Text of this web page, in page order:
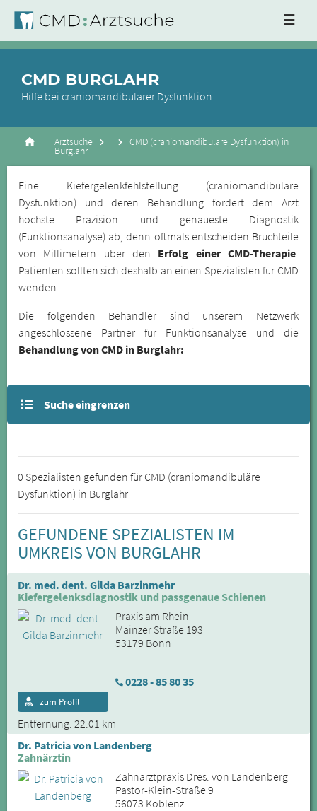
☰
CMD BURGLAHR
Hilfe bei craniomandibulärer Dysfunktion
Arztsuche CMD (craniomandibuläre Dysfunktion) in
Burglahr
Eine Kiefergelenkfehlstellung (craniomandibuläre
Dysfunktion) und deren Behandlung fordert dem Arzt
höchste Präzision und genaueste Diagnostik
(Funktionsanalyse) ab, denn oftmals entscheiden Bruchteile
von Millimetern über den Erfolg einer CMD-Therapie.
Patienten sollten sich deshalb an einen Spezialisten für CMD
wenden.
Die folgenden Behandler sind unserem Netzwerk
angeschlossene Partner für Funktionsanalyse und die
Behandlung von CMD in Burglahr:
Suche eingrenzen
0 Spezialisten gefunden für CMD (craniomandibuläre
Dysfunktion) in Burglahr
GEFUNDENE SPEZIALISTEN IM
UMKREIS VON BURGLAHR
Dr. med. dent. Gilda Barzinmehr
Kiefergelenksdiagnostik und passgenaue Schienen
Praxis am Rhein
Mainzer Straße 193
53179 Bonn
0228 - 85 80 35
Entfernung: 22.01 km
zum Profil
Dr. Patricia von Landenberg
Zahnärztin
Zahnarztpraxis Dres. von Landenberg
Pastor-Klein-Straße 9
56073 Koblenz